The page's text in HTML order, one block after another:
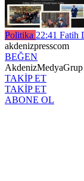
Politika 22:41 Fatih
akdenizpresscom
BEĞEN
AkdenizMedyaGrup
TAKİP ET
TAKİP ET
ABONE OL